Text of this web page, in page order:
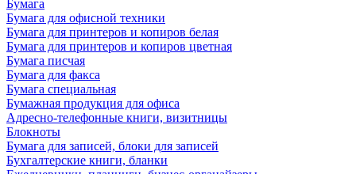
Бумага
Бумага для офисной техники
Бумага для принтеров и копиров белая
Бумага для принтеров и копиров цветная
Бумага писчая
Бумага для факса
Бумага специальная
Бумажная продукция для офиса
Адресно-телефонные книги, визитницы
Блокноты
Бумага для записей, блоки для записей
Бухгалтерские книги, бланки